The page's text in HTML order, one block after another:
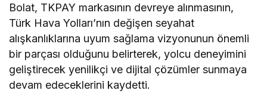
Bolat, TKPAY markasının devreye alınmasının,
Türk Hava Yolları’nın değişen seyahat
alışkanlıklarına uyum sağlama vizyonunun önemli
bir parçası olduğunu belirterek, yolcu deneyimini
geliştirecek yenilikçi ve dijital çözümler sunmaya
devam edeceklerini kaydetti.